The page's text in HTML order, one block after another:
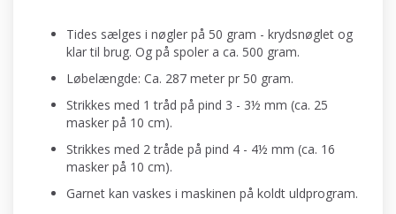
Tides sælges i nøgler på 50 gram - krydsnøglet og
klar til brug. Og på spoler a ca. 500 gram.
Løbelængde: Ca. 287 meter pr 50 gram.
Strikkes med 1 tråd på pind 3 - 3½ mm (ca. 25
masker på 10 cm).
Strikkes med 2 tråde på pind 4 - 4½ mm (ca. 16
masker på 10 cm).
Garnet kan vaskes i maskinen på koldt uldprogram.